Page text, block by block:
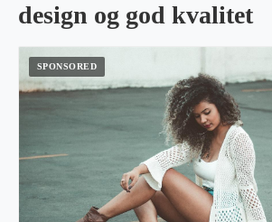
design og god kvalitet